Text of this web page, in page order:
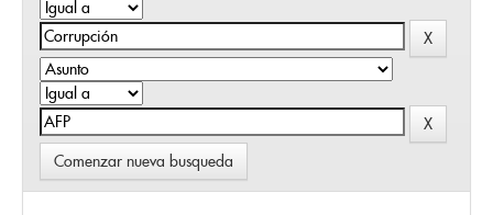
Comenzar nueva busqueda